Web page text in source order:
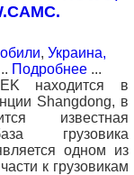
, Украина,
Подробнее ...
находится в
Shangdong, в
известная
грузовика
одном из
к грузовикам